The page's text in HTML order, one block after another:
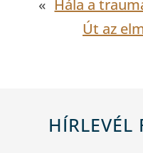
« Hála a
Út az
HÍRLEVÉL